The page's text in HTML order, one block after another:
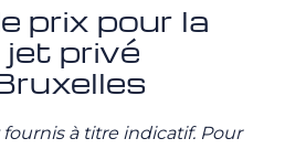
prix pour la
privé
à titre indicatif. Pour